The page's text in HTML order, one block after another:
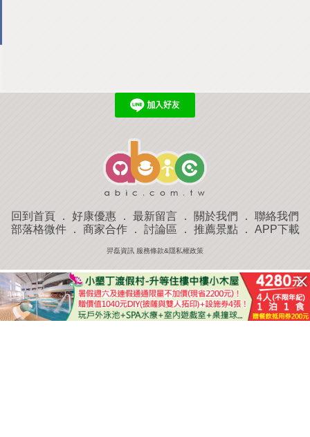
回到首頁 ． 好康優惠 ． 最新留言 ． 關於我們 ． 聯絡我們
部落格微件． 商家合作． 討論區 ． 推薦景點． APP下載
羿磊資訊 服務條款&隱私權政策